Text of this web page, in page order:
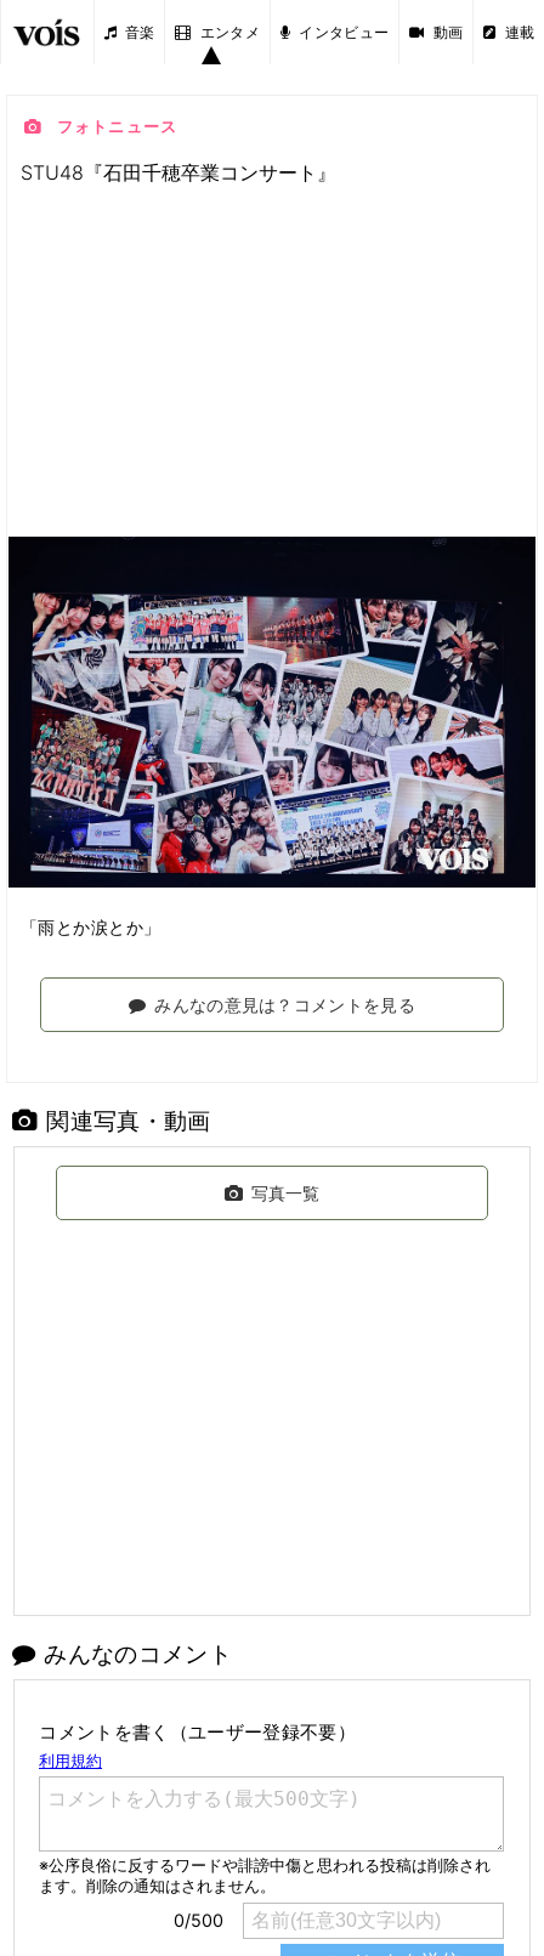
音楽 エンタメ インタビュー 動画 連載
フォトニュース
STU48『石田千穂卒業コンサート』
「雨とか涙とか」
みんなの意見は？コメントを見る
関連写真・動画
写真一覧
みんなのコメント
コメントを書く（ユーザー登録不要）